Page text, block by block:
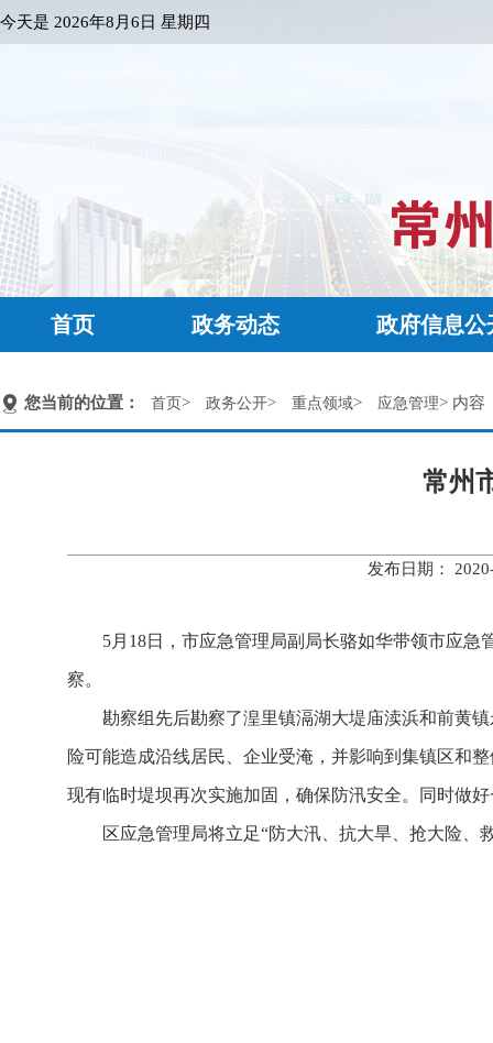
今天是 2026年8月6日 星期四
首页 政务动态 政府信息公
您当前的位置： 首页> 政务公开> 重点领域> 应急管理> 内容
常州
发布日期：
5月18日，市应急管理局副局长骆如华带领市应
察。
勘察组先后勘察了湟里镇滆湖大堤庙渎浜和前黄
险可能造成沿线居民、企业受淹，并影响到集镇区和
现有临时堤坝再次实施加固，确保防汛安全。同时做
区应急管理局将立足“防大汛、抗大旱、抢大险、